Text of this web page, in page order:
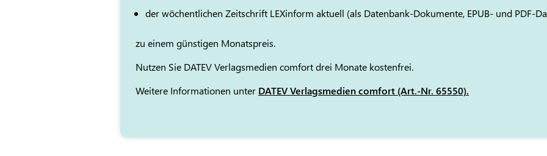
der wöchentlichen Zeitschrift LEXinform aktuell (als Datenbank-Dokumente, EPUB- und PDF-
zu einem günstigen Monatspreis.
Nutzen Sie DATEV Verlagsmedien comfort drei Monate kostenfrei.
Weitere Informationen unter DATEV Verlagsmedien comfort (Art.-Nr. 65550).